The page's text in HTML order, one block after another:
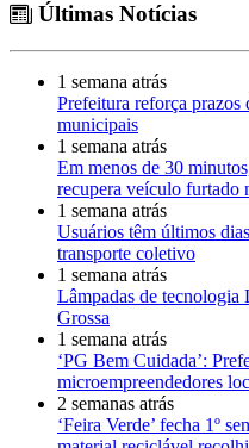
Últimas Notícias
1 semana atrás
Prefeitura reforça prazos
municipais
1 semana atrás
Em menos de 30
recupera veículo furtado
1 semana atrás
Usuários têm últimos
transporte coletivo
1 semana atrás
Lâmpadas de
Grossa
1 semana atrás
‘PG Bem Cuidada’:
microempreendedores
2 semanas atrás
‘Feira Verde’ fecha 1º